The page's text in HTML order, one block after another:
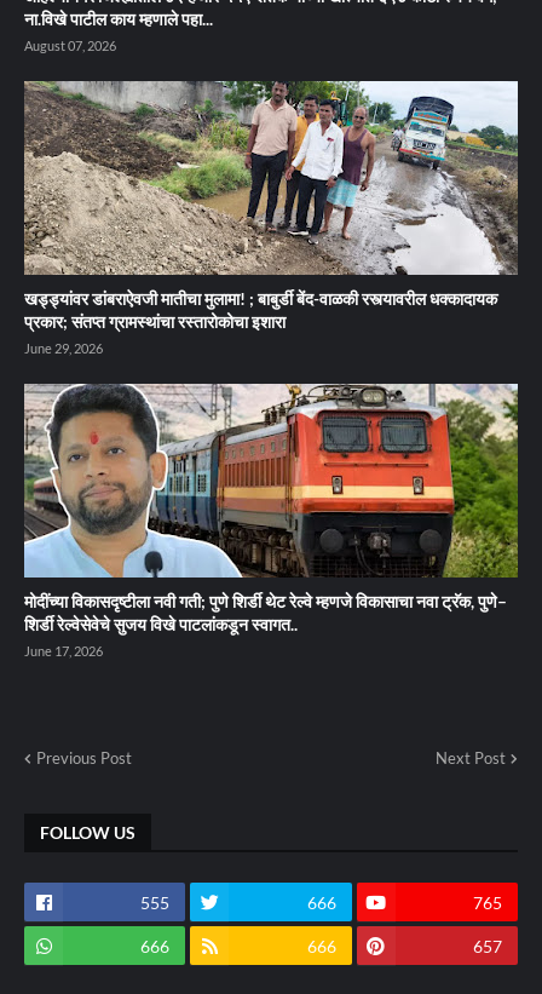
ना.विखे पाटील काय म्हणाले पहा...
August 07, 2026
खड्ड्यांवर डांबराऐवजी मातीचा मुलामा! ; बाबुर्डी बेंद-वाळकी रस्त्यावरील धक्कादायक
प्रकार; संतप्त ग्रामस्थांचा रस्तारोकोचा इशारा
June 29, 2026
मोदींच्या विकासदृष्टीला नवी गती; पुणे शिर्डी थेट रेल्वे म्हणजे विकासाचा नवा ट्रॅक, पुणे–
शिर्डी रेल्वेसेवेचे सुजय विखे पाटलांकडून स्वागत..
June 17, 2026
Previous Post Next Post
FOLLOW US
555 666 765
666 666 657